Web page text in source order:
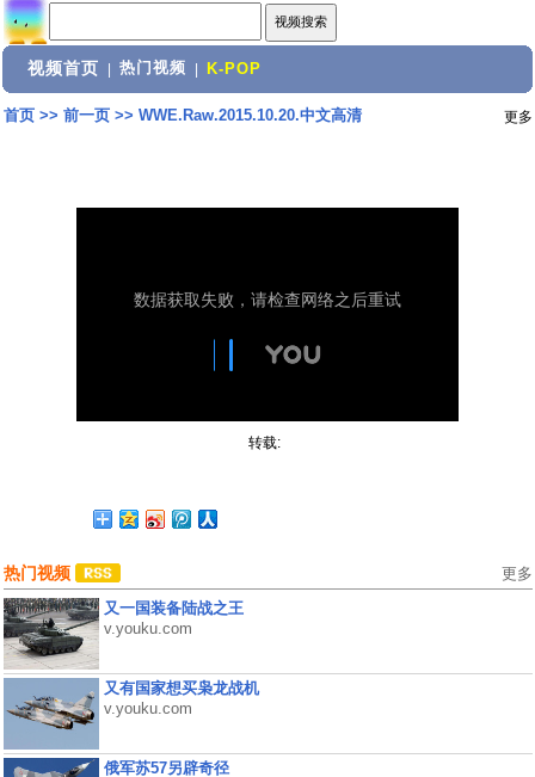
视频首页 热门视频 K-POP
首页>> 前一页>> WWE.Raw.2015.10.20.中文高清 更多
转载:
热门视频 更多
又一国装备陆战之王
v.youku.com
又有国家想买枭龙战机
v.youku.com
俄军苏57另辟奇径